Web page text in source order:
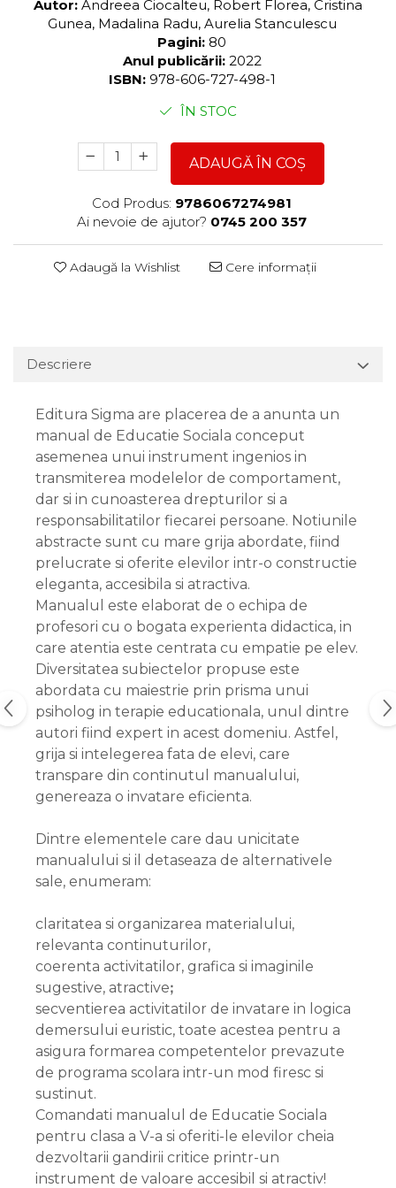
Autor: Andreea Ciocalteu, Robert Florea, Cristina
Gunea, Madalina Radu, Aurelia Stanculescu
Pagini: 80
Anul publicării: 2022
ISBN: 978-606-727-498-1
ÎN STOC
ADAUGĂ ÎN COȘ
Cod Produs: 9786067274981
Ai nevoie de ajutor? 0745 200 357
Adaugă la Wishlist Cere informații
Descriere
Editura Sigma are placerea de a anunta un
manual de Educatie Sociala conceput
asemenea unui instrument ingenios in
transmiterea modelelor de comportament,
dar si in cunoasterea drepturilor si a
responsabilitatilor fiecarei persoane. Notiunile
abstracte sunt cu mare grija abordate, fiind
prelucrate si oferite elevilor intr-o constructie
eleganta, accesibila si atractiva.
Manualul este elaborat de o echipa de
profesori cu o bogata experienta didactica, in
care atentia este centrata cu empatie pe elev.
Diversitatea subiectelor propuse este
abordata cu maiestrie prin prisma unui
psiholog in terapie educationala, unul dintre
autori fiind expert in acest domeniu. Astfel,
grija si intelegerea fata de elevi, care
transpare din continutul manualului,
genereaza o invatare eficienta.
Dintre elementele care dau unicitate
manualului si il detaseaza de alternativele
sale, enumeram:
claritatea si organizarea materialului,
relevanta continuturilor,
coerenta activitatilor, grafica si imaginile
sugestive, atractiveꓼ
secventierea activitatilor de invatare in logica
demersului euristic, toate acestea pentru a
asigura formarea competentelor prevazute
de programa scolara intr-un mod firesc si
sustinut.
Comandati manualul de Educatie Sociala
pentru clasa a V-a si oferiti-le elevilor cheia
dezvoltarii gandirii critice printr-un
instrument de valoare accesibil si atractiv!